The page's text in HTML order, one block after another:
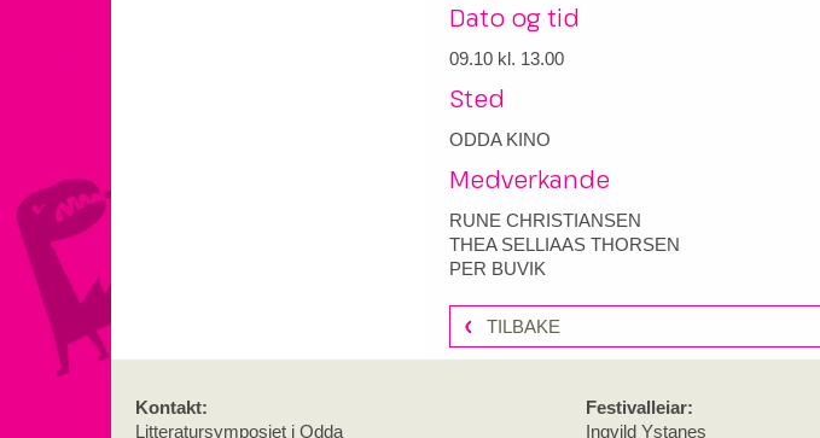
Dato og tid
09.10 kl. 13.00
Sted
ODDA KINO
Medverkande
RUNE CHRISTIANSEN
THEA SELLIAAS THORSEN
PER BUVIK
TILBAKE
Kontakt:
Litteratursymposiet i Odda
Festivalleiar:
Ingvild Ystanes